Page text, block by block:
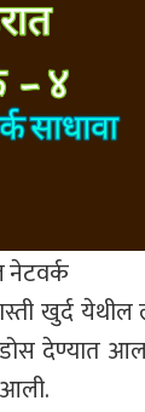
नेटवर्क
खुर्द येथील
देण्यात आला.
आली.